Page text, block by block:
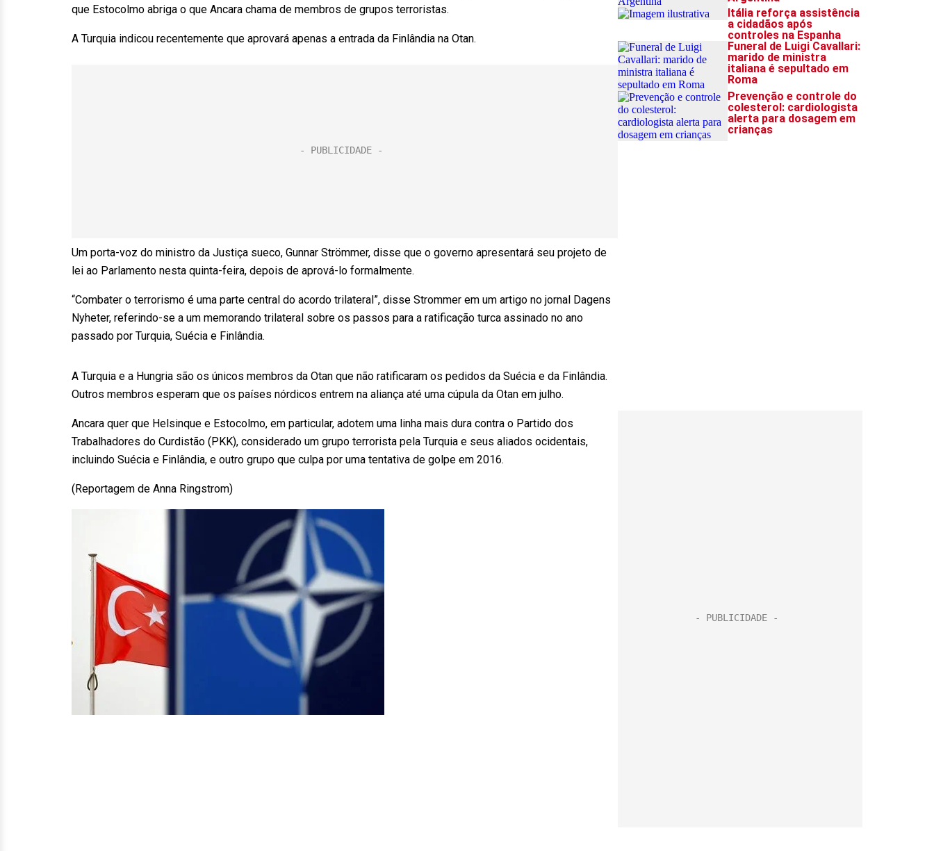
que Estocolmo abriga o que Ancara chama de membros de grupos terroristas.
A Turquia indicou recentemente que aprovará apenas a entrada da Finlândia na Otan.
Um porta-voz do ministro da Justiça sueco, Gunnar Strömmer, disse que o governo apresentará seu projeto de
lei ao Parlamento nesta quinta-feira, depois de aprová-lo formalmente.
“Combater o terrorismo é uma parte central do acordo trilateral”, disse Strommer em um artigo no jornal Dagens
Nyheter, referindo-se a um memorando trilateral sobre os passos para a ratificação turca assinado no ano
passado por Turquia, Suécia e Finlândia.
A Turquia e a Hungria são os únicos membros da Otan que não ratificaram os pedidos da Suécia e da Finlândia.
Outros membros esperam que os países nórdicos entrem na aliança até uma cúpula da Otan em julho.
Ancara quer que Helsinque e Estocolmo, em particular, adotem uma linha mais dura contra o Partido dos
Trabalhadores do Curdistão (PKK), considerado um grupo terrorista pela Turquia e seus aliados ocidentais,
incluindo Suécia e Finlândia, e outro grupo que culpa por uma tentativa de golpe em 2016.
(Reportagem de Anna Ringstrom)